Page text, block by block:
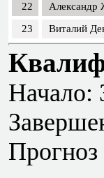
22
Александр
23
Виталий
Начало: